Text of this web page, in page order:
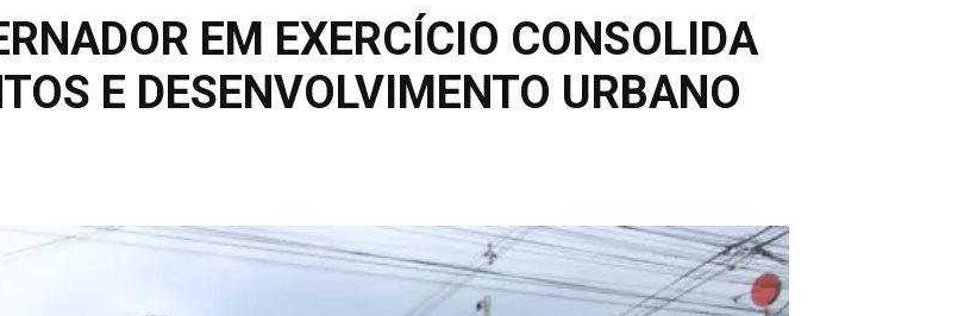
EM EXERCÍCIO CONSOLIDA
E DESENVOLVIMENTO URBANO